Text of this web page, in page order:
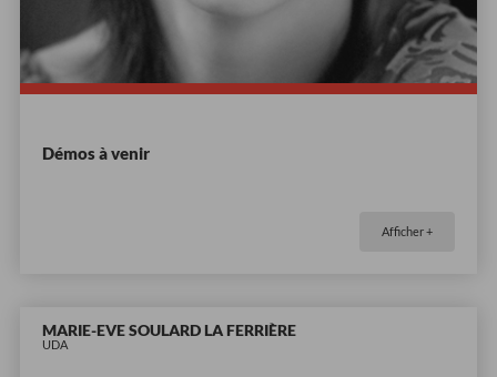
Démos à venir
Afficher +
MARIE-EVE SOULARD LA FERRIÈRE
UDA